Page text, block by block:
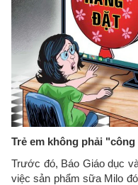
Trẻ em không phải
Trước đó, Báo Giáo dục
việc sản phẩm sữa Milo